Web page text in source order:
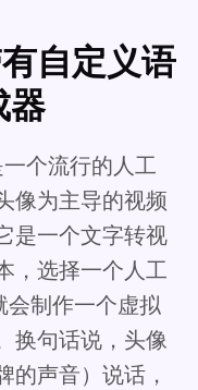
自定义语
器
个流行的人工
像为主导的视频
是一个文字转视
，选择一个人工
会制作一个虚拟
换句话说，头像
的声音）说话，